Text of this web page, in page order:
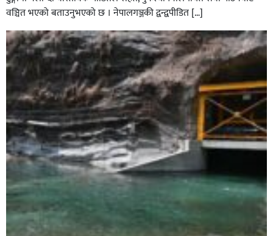
सिराहाको औरहीमा जेन-जी भेला सम्पन्न
वञ्चित भएको बताउनुभएको छ । नेपालगञ्जकी द्वन्द्वपीडित […]